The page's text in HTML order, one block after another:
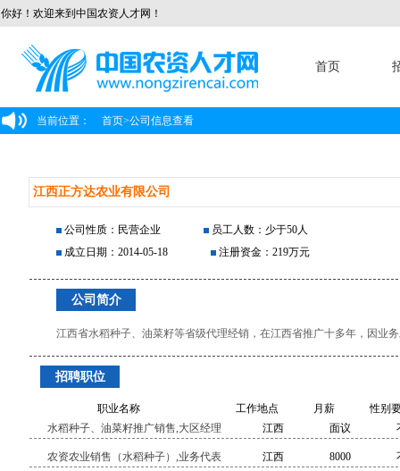
你好！欢迎来到中国农资人才网！
首页
当前位置： 首页>公司信息查看
江西正方达农业有限公司
公司性质：民营企业
员工人数：少于50人
成立日期：2014-05-18
注册资金：219万元
公司简介
江西省水稻种子、油菜籽等省级代理经销，在江西省推广十多年，因业
招聘职位
职业名称 工作地点 月薪
性别
水稻种子、油菜籽推广销售,大区经理
江西 面议
农资农业销售（水稻种子）,业务代表 江西 8000